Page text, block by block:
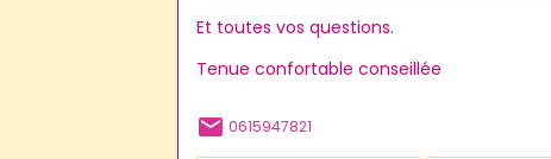
Et toutes vos questions.
Tenue confortable conseillée
0615947821